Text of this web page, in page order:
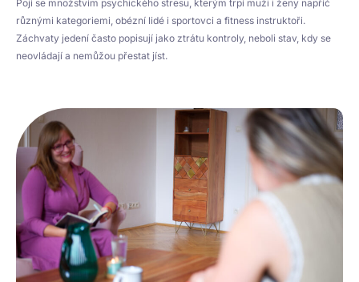
Pojí se množstvím psychického stresu, kterým trpí muži i ženy napříč
různými kategoriemi, obézní lidé i sportovci a fitness instruktoři.
Záchvaty jedení často popisují jako ztrátu kontroly, neboli stav, kdy se
neovládají a nemůžou přestat jíst.